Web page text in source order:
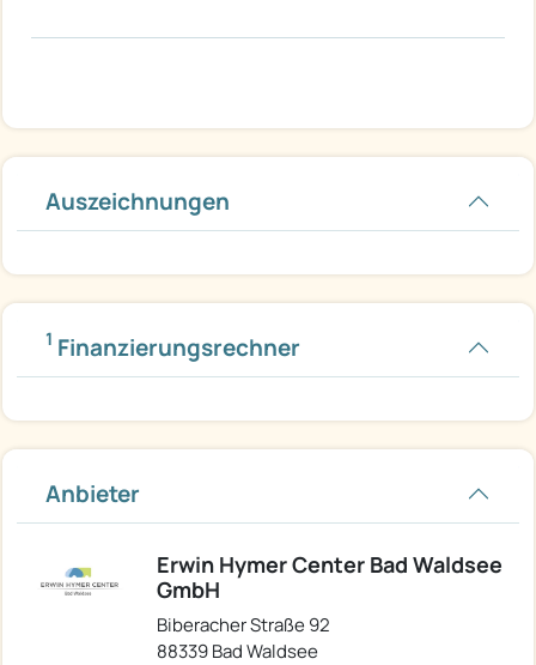
Auszeichnungen
1 Finanzierungsrechner
Anbieter
Erwin Hymer Center Bad Waldsee
GmbH
Biberacher Straße 92
88339 Bad Waldsee